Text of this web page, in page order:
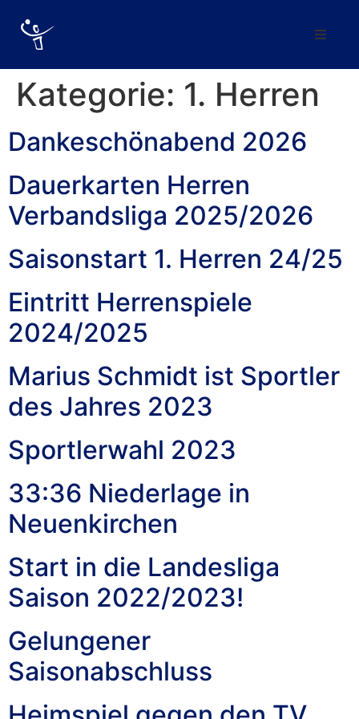
Verein
Förderverein
Kontakt
Die nächsten Spiele
Kategorie: 1. Herren
Dankeschönabend 2026
Dauerkarten Herren
Verbandsliga 2025/2026
Saisonstart 1. Herren 24/25
Eintritt Herrenspiele
2024/2025
Marius Schmidt ist Sportler
des Jahres 2023
Sportlerwahl 2023
33:36 Niederlage in
Neuenkirchen
Start in die Landesliga
Saison 2022/2023!
Gelungener
Saisonabschluss